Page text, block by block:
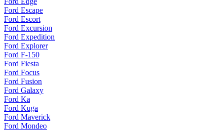
Ford Escape
Ford Escort
Ford Excursion
Ford Expedition
Ford Explorer
Ford F-150
Ford Fiesta
Ford Focus
Ford Fusion
Ford Galaxy
Ford Ka
Ford Kuga
Ford Maverick
Ford Mondeo